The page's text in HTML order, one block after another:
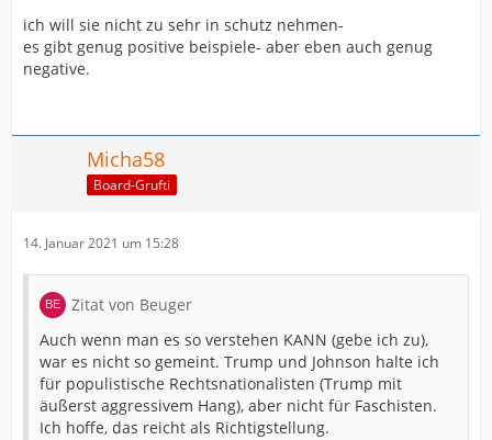
ich will sie nicht zu sehr in schutz nehmen-
es gibt genug positive beispiele- aber eben auch genug
negative.
Micha58
Board-Grufti
14. Januar 2021 um 15:28
Zitat von Beuger
Auch wenn man es so verstehen KANN (gebe ich zu),
war es nicht so gemeint. Trump und Johnson halte ich
für populistische Rechtsnationalisten (Trump mit
äußerst aggressivem Hang), aber nicht für Faschisten.
Ich hoffe, das reicht als Richtigstellung.